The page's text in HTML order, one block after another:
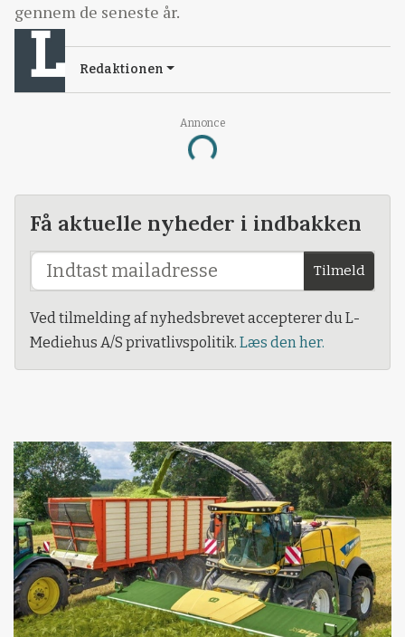
Annonce
Loading...
gennem de seneste år.
Redaktionen
Få aktuelle nyheder i indbakken
Tilmeld
Ved tilmelding af nyhedsbrevet accepterer du L-
Mediehus A/S privatlivspolitik. Læs den her.